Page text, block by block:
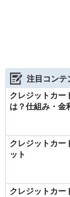
注目コンテ
クレジットカー
は？仕組み・金
クレジットカー
ット
クレジットカー